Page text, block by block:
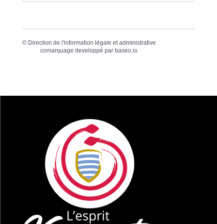
© Direction de l'information légale et administrative
comarquage developpé par baseo.io